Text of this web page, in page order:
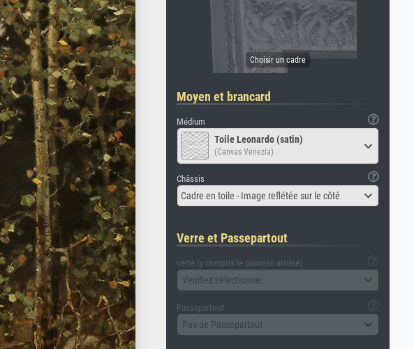
Moyen et brancard
Médium
Toile Leonardo (satin)
(Canvas Venezia)
Châssis
Cadre en toile - Image reflétée sur le côté
Verre et Passepartout
verre (y compris le panneau arrière)
Veuillez sélectionner
Passepartout
Pas de Passepartout